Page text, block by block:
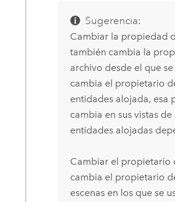
Sugerencia:
Cambiar la propiedad
también cambia la
archivo desde el que
cambia el propietario
entidades alojada, esa
cambia en sus vistas
entidades alojadas
Cambiar el propietario
cambia el propietario
escenas en los que se